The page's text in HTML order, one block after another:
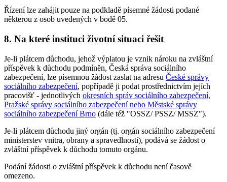
Řízení lze zahájit pouze na podkladě písemné žádosti podané
některou z osob uvedených v bodě 05.
8. Na které instituci životní situaci řešit
Je-li plátcem důchodu, jehož výplatou je vznik nároku na zvláštní
příspěvek k důchodu podmíněn, Česká správa sociálního
zabezpečení, lze písemnou žádost zaslat na adresu České správy
sociálního zabezpečení, popřípadě ji podat prostřednictvím jejích
pracovišť - jednotlivých okresních správ sociálního zabezpečení,
Pražské správy sociálního zabezpečení nebo Městské správy
sociálního zabezpečení Brno (dále též "OSSZ/ PSSZ/ MSSZ").
Je-li plátcem důchodu jiný orgán (tj. orgán sociálního zabezpečení
ministerstev vnitra, obrany a spravedlnosti), podává se žádost o
zvláštní příspěvek k důchodu tomuto orgánu.
Podání žádosti o zvláštní příspěvek k důchodu není časově
omezeno.